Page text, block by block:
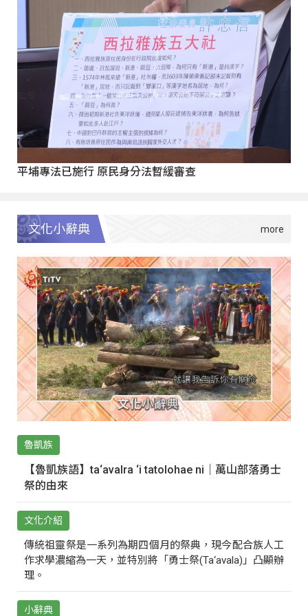
平埔專法已施行 原民身分法暫緩審查
文化小辭典
魯凱族
【魯凱族語】ta‘avalra ‘i tatolohae ni｜萬山部落勇士
祭的由來
文化介紹
傳統祖靈祭是一系列為期四個月的祭典，現今配合族人工
作求學濃縮為一天，並特別將「勇士祭(Ta‘avala)」凸顯辦
理。
小辭典